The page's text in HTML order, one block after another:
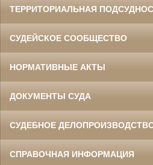
ТЕРРИТОРИАЛЬНАЯ
СУДЕЙСКОЕ СООБЩЕСТВО
НОРМАТИВНЫЕ АКТЫ
ДОКУМЕНТЫ СУДА
СУДЕБНОЕ
СПРАВОЧНАЯ ИНФОРМАЦИЯ